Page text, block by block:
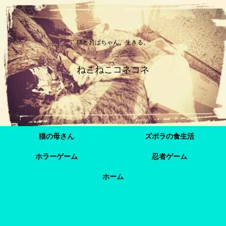
猫とおばちゃん、生きる。
ねこねこコネコネ
猫の母さん ズボラの食生活
ホラーゲーム 忍者ゲーム
ホーム